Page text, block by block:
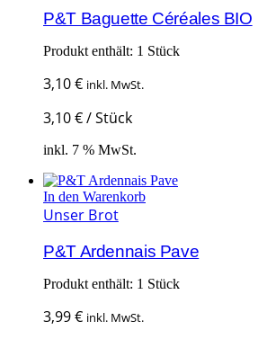
P&T Baguette Céréales BIO
Produkt enthält: 1 Stück
3,10€ inkl. MwSt.
3,10€/Stück
inkl. 7 % MwSt.
In den Warenkorb
Unser Brot
P&T Ardennais Pave
Produkt enthält: 1 Stück
3,99€ inkl. MwSt.